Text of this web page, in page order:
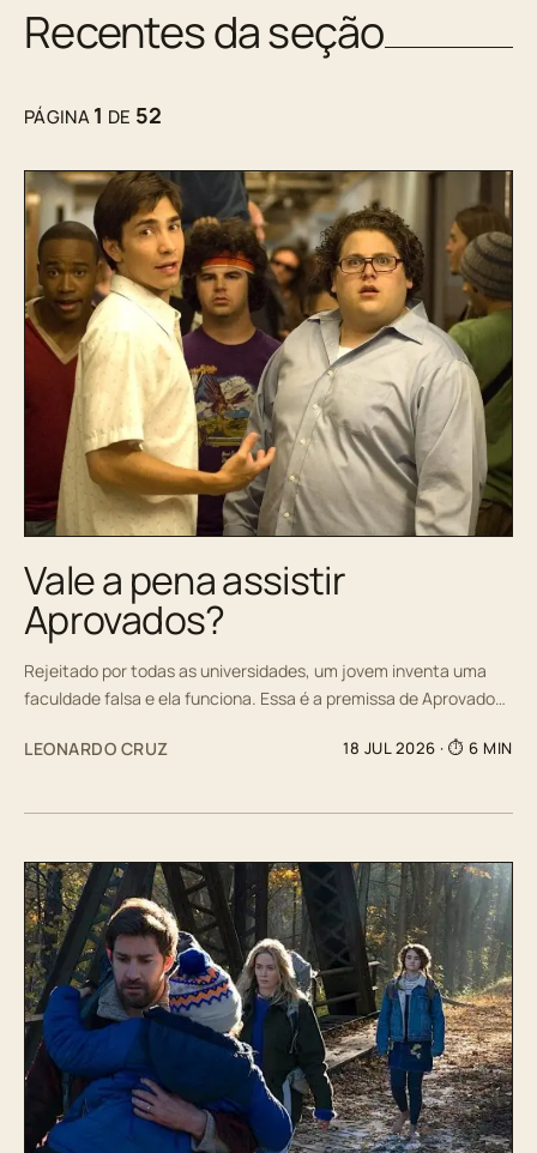
Recentes da seção
PÁGINA1 DE 52
Vale a pena assistir
Aprovados?
Rejeitado por todas as universidades, um jovem inventa uma
faculdade falsa e ela funciona. Essa é a premissa de Aprovado…
LEONARDO CRUZ 18 JUL 2026 · ⏱ 6 MIN